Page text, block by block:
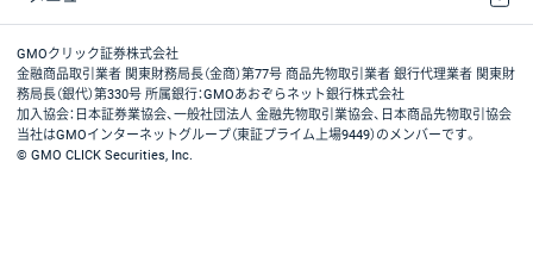
取引規程・約款
最良執行方針
ディスクレイマー
リスク説明
GMOクリック証券ホームページ
GMOクリック証券株式会社
金融商品取引業者 関東財務局長（金商）第77号 商品先物取引業者 銀行代理業者 関東財
務局長（銀代）第330号 所属銀行：GMOあおぞらネット銀行株式会社
加入協会：日本証券業協会、一般社団法人 金融先物取引業協会、日本商品先物取引協会
当社はGMOインターネットグループ（東証プライム上場9449）のメンバーです。
© GMO CLICK Securities, Inc.